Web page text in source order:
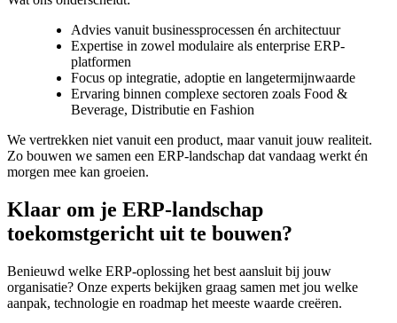
Advies vanuit businessprocessen én architectuur
Expertise in zowel modulaire als enterprise ERP-
platformen
Focus op integratie, adoptie en langetermijnwaarde
Ervaring binnen complexe sectoren zoals Food &
Beverage, Distributie en Fashion
We vertrekken niet vanuit een product, maar vanuit jouw realiteit.
Zo bouwen we samen een ERP-landschap dat vandaag werkt én
morgen mee kan groeien.
Klaar om je ERP-landschap
toekomstgericht uit te bouwen?
Benieuwd welke ERP-oplossing het best aansluit bij jouw
organisatie? Onze experts bekijken graag samen met jou welke
aanpak, technologie en roadmap het meeste waarde creëren.